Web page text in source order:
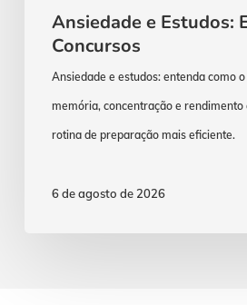
Ansiedade e Estudos:
Concursos
Ansiedade e estudos: entenda como
memória, concentração e rendimento
rotina de preparação mais eficiente.
6 de agosto de 2026